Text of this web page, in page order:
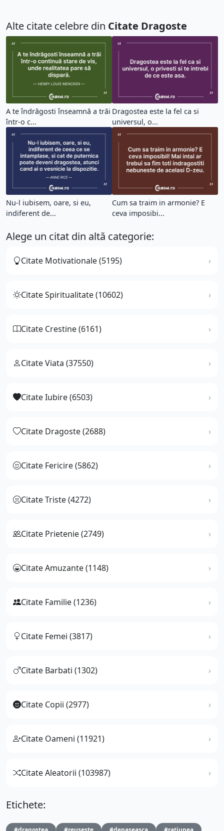
Alte citate celebre din Citate Dragoste
A te îndrăgosti înseamnă a trăi
într-o c...
Dragostea este la fel ca si
universul, o...
Nu-l iubisem, oare, si eu,
indiferent de...
Cum sa traim in armonie? E
ceva imposibi...
Alege un citat din altă categorie:
Citate Motivationale (5195)
Citate Spiritualitate (10602)
Citate Crestine (6161)
Citate Viata (37550)
Citate Iubire (6503)
Citate Dragoste (2688)
Citate Fericire (5862)
Citate Triste (4272)
Citate Prietenie (2749)
Citate Amuzante (1148)
Citate Familie (1236)
Citate Femei (3817)
Citate Barbati (1302)
Citate Copii (2977)
Citate Oameni (11921)
Citate Aleatorii (103987)
Etichete: